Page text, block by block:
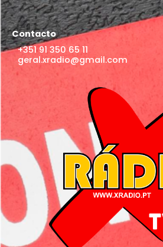
Contacto
+351 91 350 65 11
geral.xradio@gmail.com